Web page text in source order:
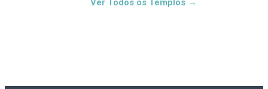
Ver Todos os Templos →